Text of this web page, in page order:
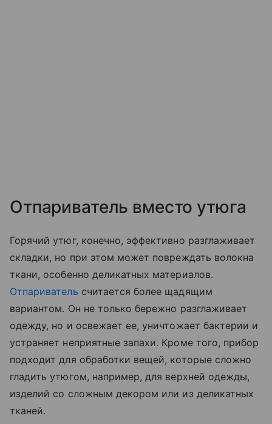
Отпариватель вместо утюга
Горячий утюг, конечно, эффективно разглаживает
складки, но при этом может повреждать волокна
ткани, особенно деликатных материалов.
Отпариватель считается более щадящим
вариантом. Он не только бережно разглаживает
одежду, но и освежает ее, уничтожает бактерии и
устраняет неприятные запахи. Кроме того, прибор
подходит для обработки вещей, которые сложно
гладить утюгом, например, для верхней одежды,
изделий со сложным декором или из деликатных
тканей.